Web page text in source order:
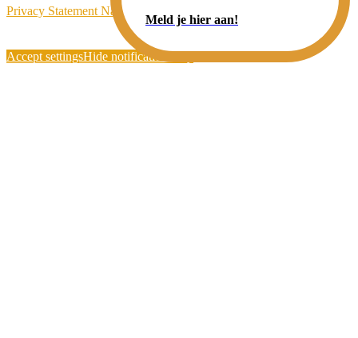
Privacy Statement Natuurlijk Inclusief®
Accept settingsHide notification only
Meld je hier aan!